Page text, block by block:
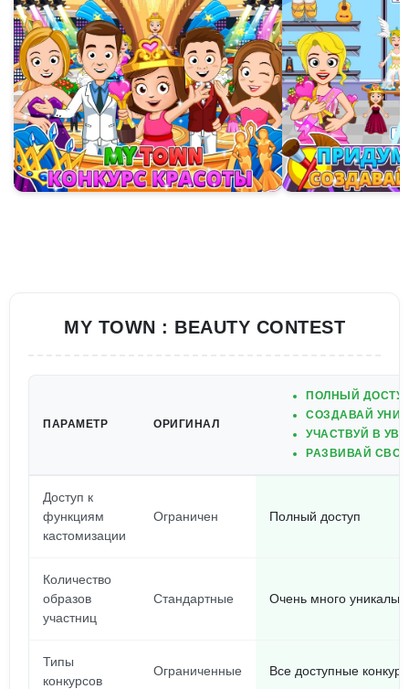
MY TOWN : BEAUTY CONTEST
ПАРАМЕТР ОРИГИНАЛ
ПОЛНЫЙ
СОЗДАВАЙ
УЧАСТВУЙ В
РАЗВИВАЙ
Доступ к
функциям
кастомизации
Ограничен Полный доступ
Количество
образов
участниц
Стандартные Очень много
Типы
конкурсов
Ограниченные Все доступные